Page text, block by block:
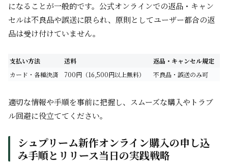
になることが一般的です。公式オンラインでの返品・キャン
セルは不良品や誤送に限られ、原則としてユーザー都合の返
品は受け付けていません。
支払い方法 送料
返品・キャンセル規定
カード・各種決済
700円（16,500円以上無料） 不良品・誤送のみ可
適切な情報や手順を事前に把握し、スムーズな購入やトラブ
ル回避に役立ててください。
シュプリーム新作オンライン購入の申し込
み手順とリリース当日の実践戦略